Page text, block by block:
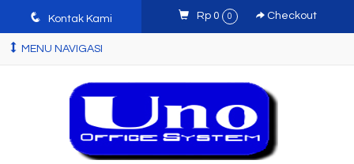
q Kontak Kami Rp 0 0 Checkout
MENU NAVIGASI